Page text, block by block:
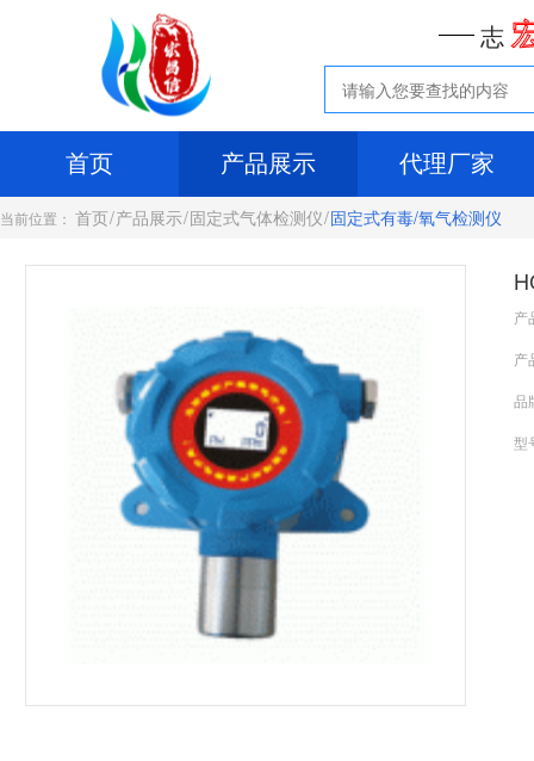
志
首页 产品展示 代理厂家
当前位置： 首页/产品展示/固定式气体检测仪/固定式有毒/氧气检测仪
产
产
品
型